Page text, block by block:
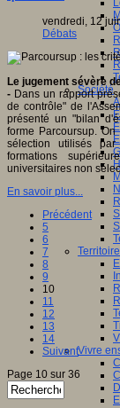
Société
Vivre
vendredi, 12
Débats
Le jugement sévère
- Dans un rapport
de contrôle" de
présenté un "bilan
forme Parcoursup.
sélection utilisés
formations
universitaires non
En savoir plus...
Précédent
5
6
7
8
9
10
11
12
13
14
Suivant
Page 10 sur 36